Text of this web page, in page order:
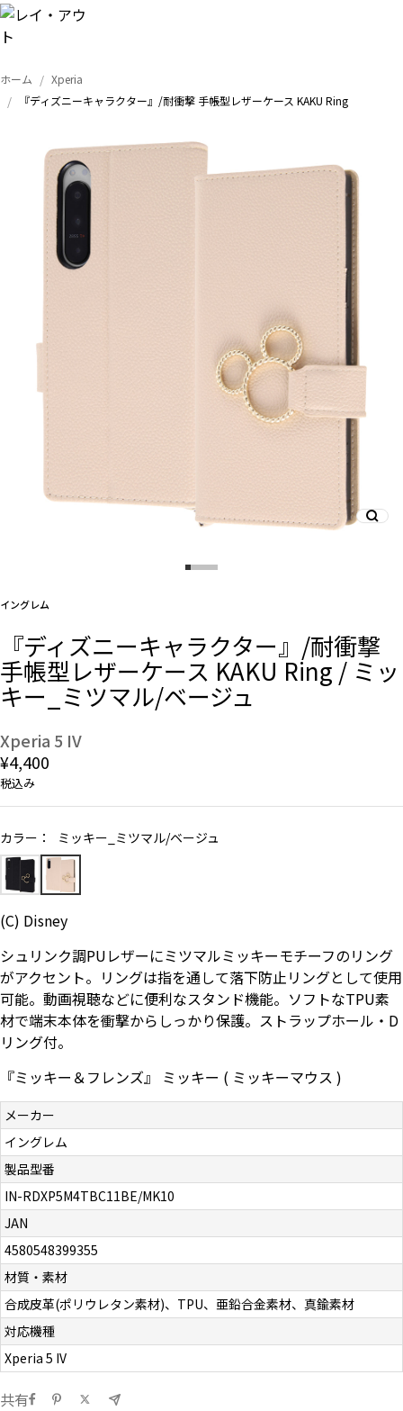
トップ
iPhone
Xperia
Galaxy
AQUOS
Google
And More
スマホリング/ストラップ/他
事業内容
会社概要
お知らせ
お問い合わせ（一般の皆様）
お問い合わせ（企業様）
プライバシーポリシー
ホーム
Xperia
『ディズニーキャラクター』/耐衝撃 手帳型レザーケース KAKU Ring
イングレム
『ディズニーキャラクター』/耐衝撃
手帳型レザーケース KAKU Ring / ミッ
キー_ミツマル/ベージュ
Xperia 5 IV
¥4,400
税込み
カラー： ミッキー_ミツマル/ベージュ
(C) Disney
シュリンク調PUレザーにミツマルミッキーモチーフのリング
がアクセント。リングは指を通して落下防止リングとして使用
可能。動画視聴などに便利なスタンド機能。ソフトなTPU素
材で端末本体を衝撃からしっかり保護。ストラップホール・D
リング付。
『ミッキー＆フレンズ』 ミッキー ( ミッキーマウス )
メーカー
イングレム
製品型番
IN-RDXP5M4TBC11BE/MK10
JAN
4580548399355
材質・素材
合成皮革(ポリウレタン素材)、TPU、亜鉛合金素材、真鍮素材
対応機種
Xperia 5 IV
共有